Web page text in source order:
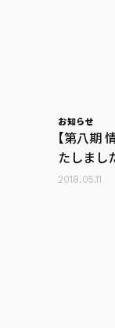
お知らせ
【第八期
たしまし
2018.05.11